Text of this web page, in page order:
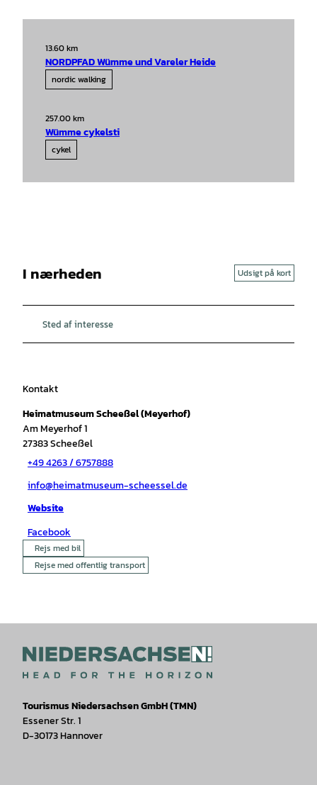
13.60 km
NORDPFAD Wümme und Vareler Heide
nordic walking
257.00 km
Wümme cykelsti
cykel
I nærheden Udsigt på kort
Sted af interesse
Kontakt
Heimatmuseum Scheeßel (Meyerhof)
Am Meyerhof 1
27383Scheeßel
+49 4263 / 6757888
info@heimatmuseum-scheessel.de
Website
Facebook
Rejs med bil
Rejse med offentlig transport
Tourismus Niedersachsen GmbH (TMN)
Essener Str. 1
D-30173 Hannover